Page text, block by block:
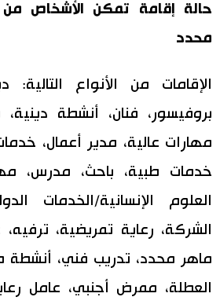
حالة إقامة تمكن الأشخاص
محدد
الإقامات من الأنواع
بروفيسور، فنان، أنشطة
مهارات عالية، مدير أعمال،
خدمات طبية، باحث،
العلوم الإنسانية/الخدمات
الشركة، رعاية تمريضية،
ماهر محدد، تدريب فني، أنشطة
العطلة، ممرض أجنبي، عامل